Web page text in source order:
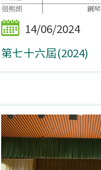
14/06/2024
第七十六屆(2024)